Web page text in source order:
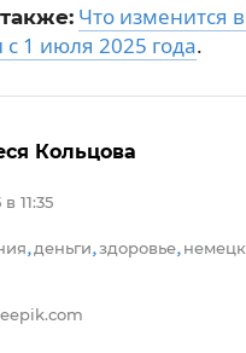
Что изменится
1 июля 2025 года.
11:35
, деньги,здоровье,
Кольцова